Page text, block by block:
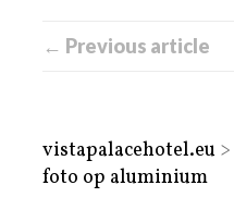
← Previous article
vistapalacehotel.eu >
foto op aluminium